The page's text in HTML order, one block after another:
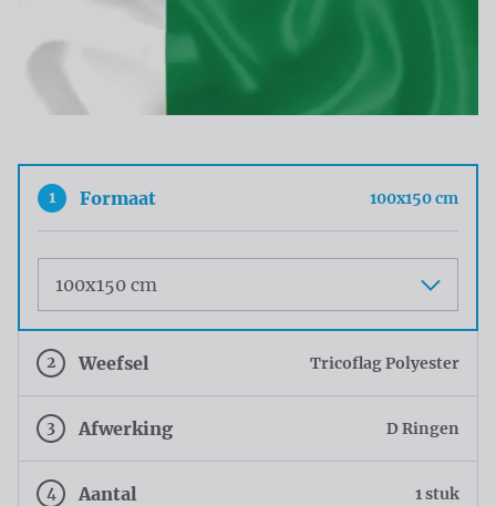
1 Formaat 100x150 cm
2 Weefsel Tricoflag Polyester
3 Afwerking D Ringen
4 Aantal 1 stuk